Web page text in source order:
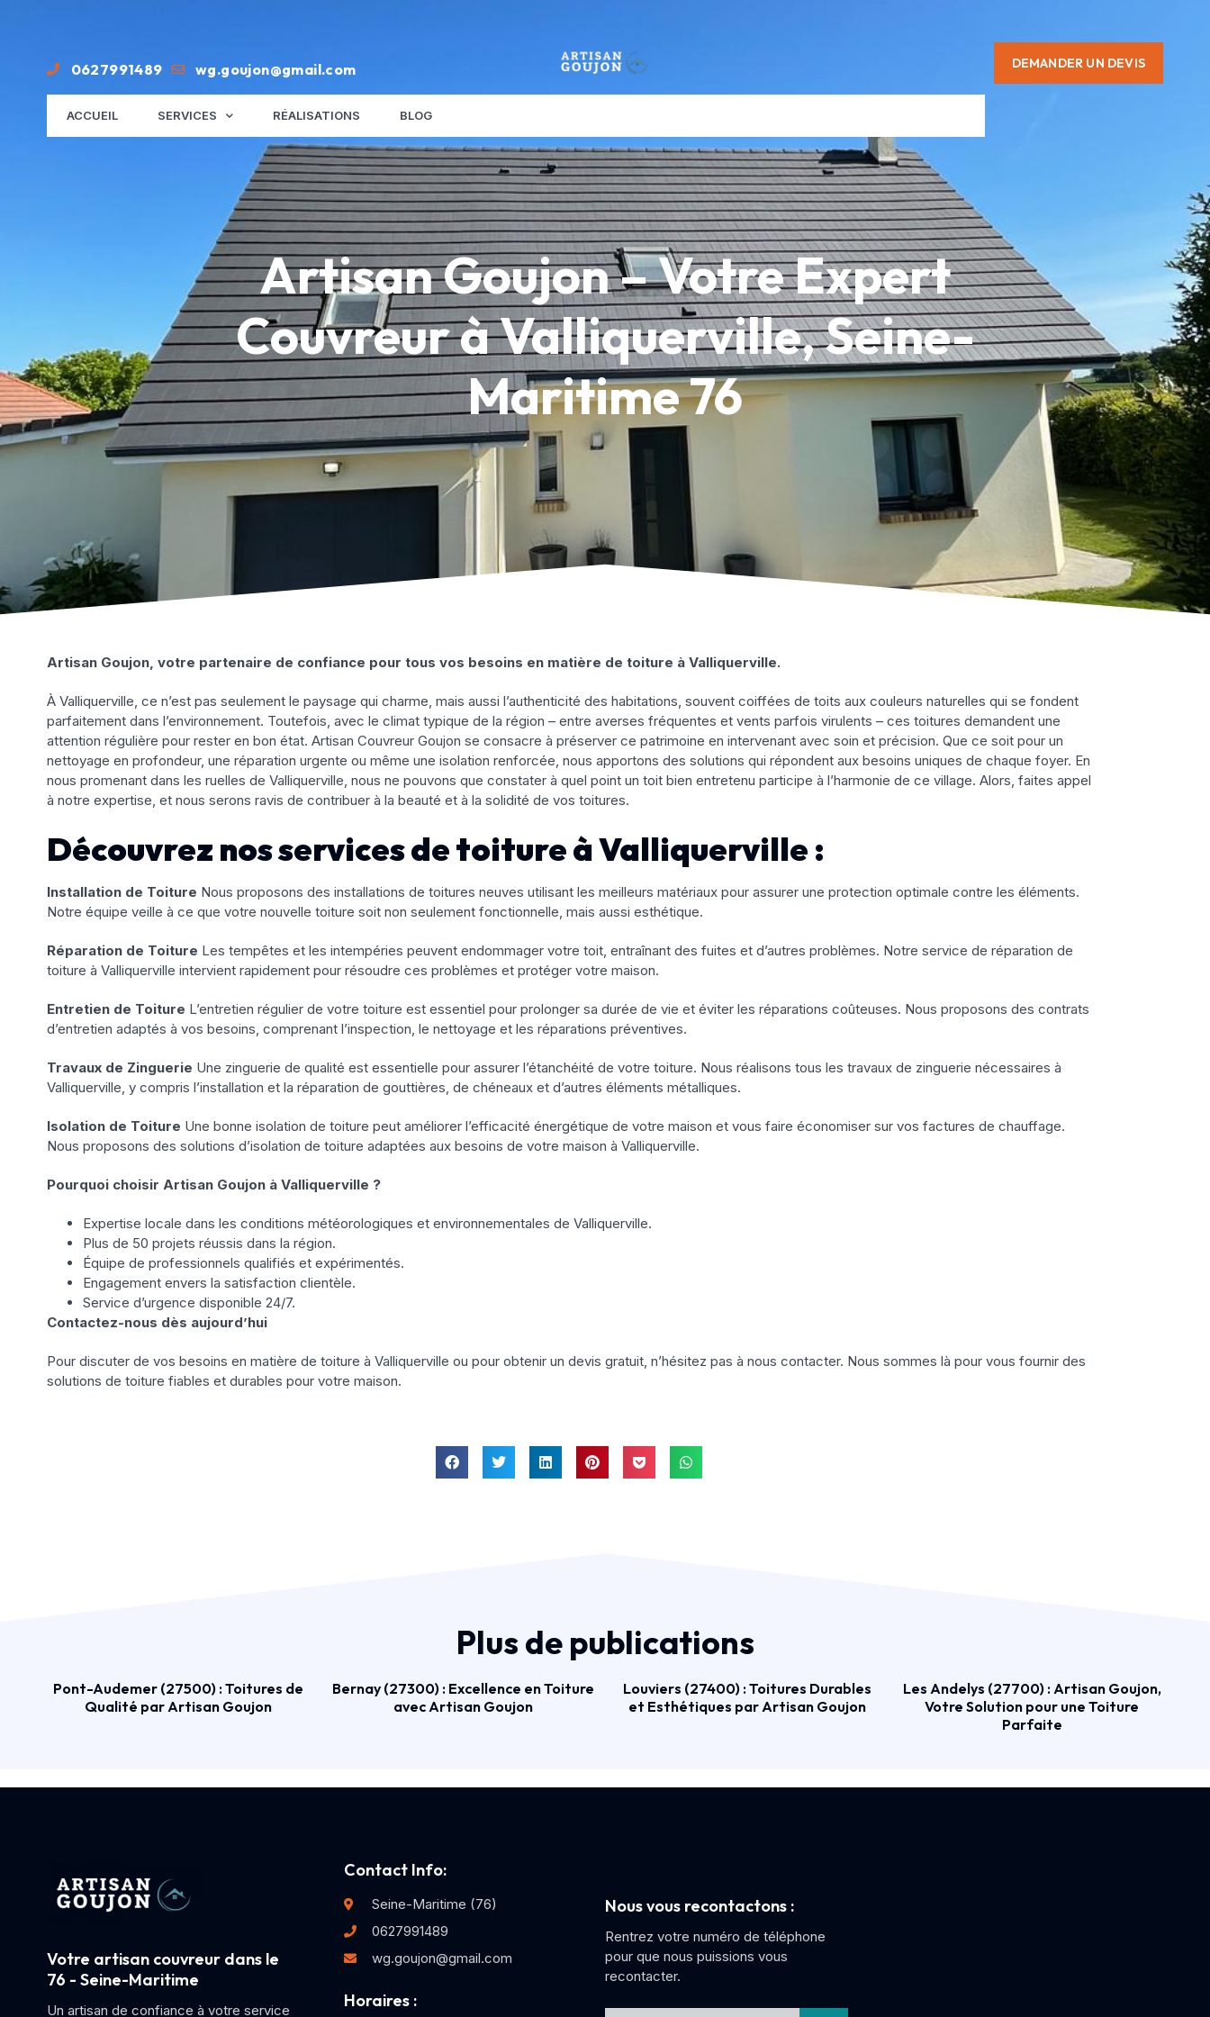
0627991489 wg.goujon@gmail.com DEMANDER UN DEVIS
ACCUEIL SERVICES RÉALISATIONS BLOG
Artisan Goujon – Votre Expert
Couvreur à Valliquerville, Seine-
Maritime 76
Artisan Goujon, votre partenaire de confiance pour tous vos besoins en matière de toiture à Valliquerville.
À Valliquerville, ce n’est pas seulement le paysage qui charme, mais aussi l’authenticité des habitations, souvent coiffées de toits aux couleurs naturelles qui se fondent
parfaitement dans l’environnement. Toutefois, avec le climat typique de la région – entre averses fréquentes et vents parfois virulents – ces toitures demandent une
attention régulière pour rester en bon état. Artisan Couvreur Goujon se consacre à préserver ce patrimoine en intervenant avec soin et précision. Que ce soit pour un
nettoyage en profondeur, une réparation urgente ou même une isolation renforcée, nous apportons des solutions qui répondent aux besoins uniques de chaque foyer. En
nous promenant dans les ruelles de Valliquerville, nous ne pouvons que constater à quel point un toit bien entretenu participe à l’harmonie de ce village. Alors, faites appel
à notre expertise, et nous serons ravis de contribuer à la beauté et à la solidité de vos toitures.
Découvrez nos services de toiture à Valliquerville :
Installation de Toiture Nous proposons des installations de toitures neuves utilisant les meilleurs matériaux pour assurer une protection optimale contre les éléments.
Notre équipe veille à ce que votre nouvelle toiture soit non seulement fonctionnelle, mais aussi esthétique.
Réparation de Toiture Les tempêtes et les intempéries peuvent endommager votre toit, entraînant des fuites et d’autres problèmes. Notre service de réparation de
toiture à Valliquerville intervient rapidement pour résoudre ces problèmes et protéger votre maison.
Entretien de Toiture L’entretien régulier de votre toiture est essentiel pour prolonger sa durée de vie et éviter les réparations coûteuses. Nous proposons des contrats
d’entretien adaptés à vos besoins, comprenant l’inspection, le nettoyage et les réparations préventives.
Travaux de Zinguerie Une zinguerie de qualité est essentielle pour assurer l’étanchéité de votre toiture. Nous réalisons tous les travaux de zinguerie nécessaires à
Valliquerville, y compris l’installation et la réparation de gouttières, de chéneaux et d’autres éléments métalliques.
Isolation de Toiture Une bonne isolation de toiture peut améliorer l’efficacité énergétique de votre maison et vous faire économiser sur vos factures de chauffage.
Nous proposons des solutions d’isolation de toiture adaptées aux besoins de votre maison à Valliquerville.
Pourquoi choisir Artisan Goujon à Valliquerville ?
Expertise locale dans les conditions météorologiques et environnementales de Valliquerville.
Plus de 50 projets réussis dans la région.
Équipe de professionnels qualifiés et expérimentés.
Engagement envers la satisfaction clientèle.
Service d’urgence disponible 24/7.
Contactez-nous dès aujourd’hui
Pour discuter de vos besoins en matière de toiture à Valliquerville ou pour obtenir un devis gratuit, n’hésitez pas à nous contacter. Nous sommes là pour vous fournir des
solutions de toiture fiables et durables pour votre maison.
Plus de publications
Pont-Audemer (27500) : Toitures de
Qualité par Artisan Goujon
Bernay (27300) : Excellence en Toiture
avec Artisan Goujon
Louviers (27400) : Toitures Durables
et Esthétiques par Artisan Goujon
Les Andelys (27700) : Artisan Goujon,
Votre Solution pour une Toiture
Parfaite
Votre artisan couvreur dans le
76 - Seine-Maritime
Un artisan de confiance à votre service
Contact Info:
Seine-Maritime (76)
0627991489
wg.goujon@gmail.com
Horaires :
Nous vous recontactons :
Rentrez votre numéro de téléphone
pour que nous puissions vous
recontacter.